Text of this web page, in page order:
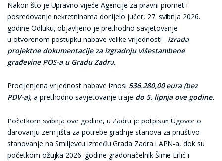
Nakon što je Upravno vijeće Agencije za pravni promet i
posredovanje nekretninama donijelo jučer, 27. svibnja 2026.
godine Odluku, objavljeno je prethodno savjetovanje
u otvorenom postupku nabave velike vrijednosti - izrada
projektne dokumentacije za izgradnju višestambene
građevine POS-a u Gradu Zadru.
Procijenjena vrijednost nabave iznosi 536.280,00 eura (bez
PDV-a), a prethodno savjetovanje traje do 5. lipnja ove godine.
Početkom svibnja ove godine, u Zadru je potpisan Ugovor o
darovanju zemljišta za potrebe gradnje stanova za priuštivo
stanovanje na Smiljevcu između Grada Zadra i APN-a, dok su
početkom ožujka 2026. godine gradonačelnik Šime Erlić i